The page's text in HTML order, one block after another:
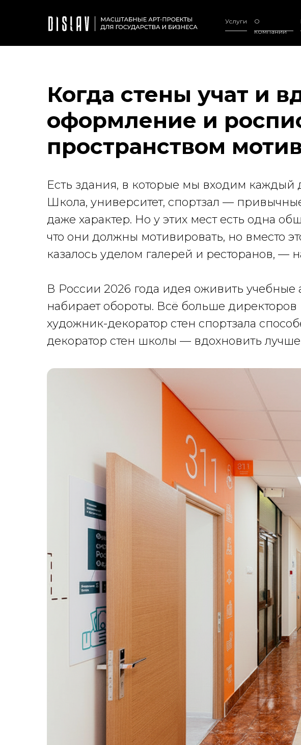
Услуги
О
компании
Когда стены учат и
оформление и
пространством
Есть здания, в которые мы входим каждый
Школа, университет, спортзал —
даже характер. Но у этих мест есть одна
что они должны мотивировать, но вместо
казалось уделом галерей и ресторанов, —
В России 2026 года идея оживить
набирает обороты. Всё больше
художник-декоратор стен спортзала
декоратор стен школы — вдохновить лучше